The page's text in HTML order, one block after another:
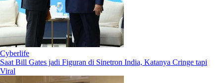
Cyberlife
Saat Bill Gates jadi Figuran di Sinetron India, Katanya Cringe tapi
Viral